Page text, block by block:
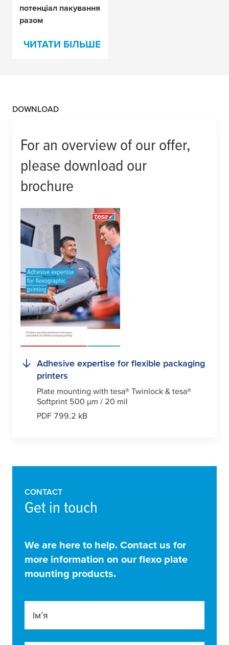
потенціал пакування
разом
ЧИТАТИ БІЛЬШЕ
DOWNLOAD
For an overview of our offer,
please download our
brochure
Adhesive expertise for flexible packaging
printers
Plate mounting with tesa® Twinlock & tesa®
Softprint 500 µm / 20 mil
PDF 799.2 kB
CONTACT
Get in touch
We are here to help. Contact us for
more information on our flexo plate
mounting products.
Ім’я